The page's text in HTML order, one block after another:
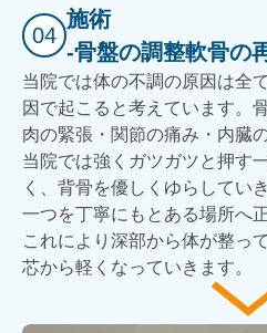
04
施術
-骨盤の調整軟骨の
当院では体の不調の原因は全
因で起こると考えています。
肉の緊張・関節の痛み・内臓
当院では強くガツガツと押す
く、背骨を優しくゆらしてい
一つを丁寧にもとある場所へ
これにより深部から体が整っ
芯から軽くなっていきます。